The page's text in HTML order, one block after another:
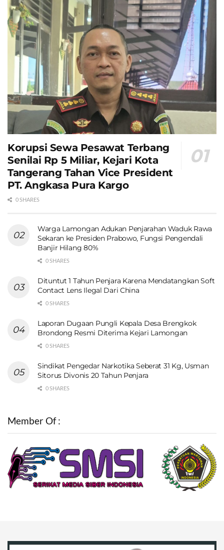
Korupsi Sewa Pesawat Terbang
Senilai Rp 5 Miliar, Kejari Kota
Tangerang Tahan Vice President
PT. Angkasa Pura Kargo
0 SHARES
Warga Lamongan Adukan Penjarahan Waduk Rawa
Sekaran ke Presiden Prabowo, Fungsi Pengendali
Banjir Hilang 80%
0 SHARES
Dituntut 1 Tahun Penjara Karena Mendatangkan Soft
Contact Lens Ilegal Dari China
0 SHARES
Laporan Dugaan Pungli Kepala Desa Brengkok
Brondong Resmi Diterima Kejari Lamongan
0 SHARES
Sindikat Pengedar Narkotika Seberat 31 Kg, Usman
Sitorus Divonis 20 Tahun Penjara
0 SHARES
Member Of :